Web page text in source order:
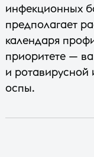
инфекционных
предполагает
календаря
приоритете —
и
оспы.